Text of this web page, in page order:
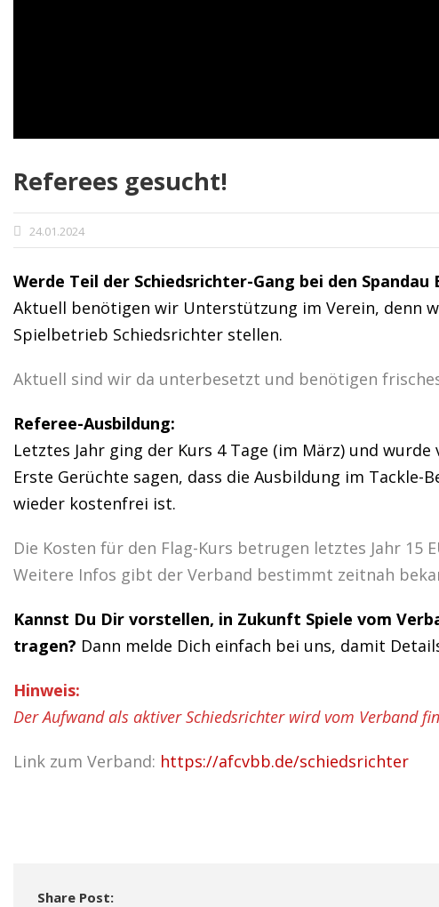
Referees gesucht!
24.01.2024
Werde Teil der Schiedsrichter-Gang bei den Spandau
Aktuell benötigen wir Unterstützung im Verein, denn
Spielbetrieb Schiedsrichter stellen.
Aktuell sind wir da unterbesetzt und benötigen
Referee-Ausbildung:
Letztes Jahr ging der Kurs 4 Tage (im März) und
Erste Gerüchte sagen, dass die Ausbildung im
wieder kostenfrei ist.
Die Kosten für den Flag-Kurs betrugen letztes Jahr 15
Weitere Infos gibt der Verband bestimmt zeitnah
Kannst Du Dir vorstellen, in Zukunft Spiele vom
tragen? Dann melde Dich einfach bei uns, damit
Hinweis:
Der Aufwand als aktiver Schiedsrichter wird vom Verband
Link zum Verband: https://afcvbb.de/schiedsrichter
Share Post: